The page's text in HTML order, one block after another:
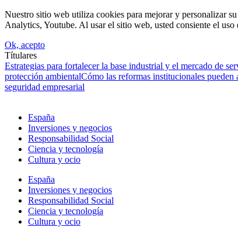
Nuestro sitio web utiliza cookies para mejorar y personalizar
Analytics, Youtube. Al usar el sitio web, usted consiente el
Ok, acepto
Títulares
Estrategias para fortalecer la base industrial y el mercado de
protección ambientalCómo las reformas institucionales
seguridad empresarial
España
Inversiones y negocios
Responsabilidad Social
Ciencia y tecnología
Cultura y ocio
España
Inversiones y negocios
Responsabilidad Social
Ciencia y tecnología
Cultura y ocio